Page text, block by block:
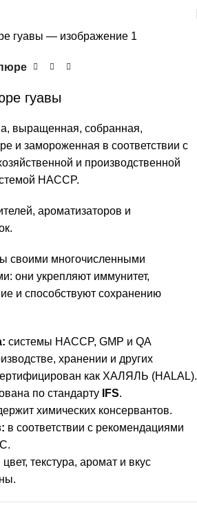
гуавы
выращенная, собранная,
и замороженная в соответствии с
и производственной
HACCP.
ароматизаторов и
своими многочисленными
они укрепляют иммунитет,
и способствуют сохранению
системы HACCP, GMP и QA
хранении и других
как ХАЛЯЛЬ (HALAL).
по стандарту
IFS.
химических консервантов.
в соответствии с рекомендациями
цвет, текстура, аромат и вкус